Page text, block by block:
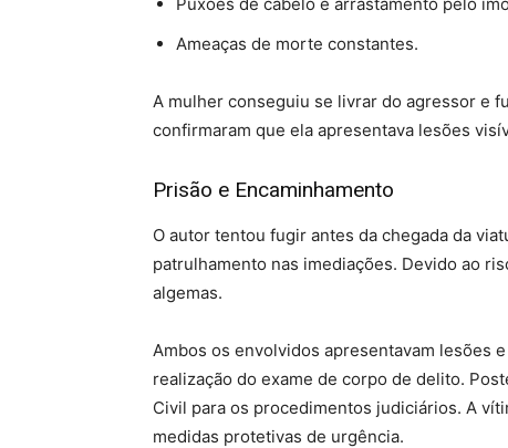
Ameaças de morte constantes.
A mulher conseguiu se livrar do agressor e
confirmaram que ela apresentava lesões
Prisão e Encaminhamento
O autor tentou fugir antes da chegada da
patrulhamento nas imediações. Devido ao
algemas.
Ambos os envolvidos apresentavam lesões
realização do exame de corpo de delito.
Civil para os procedimentos judiciários. A
medidas protetivas de urgência.